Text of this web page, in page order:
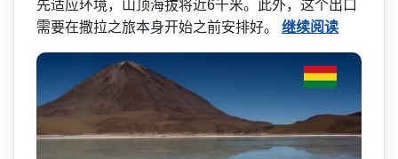
先适应环境，山顶海拔将近6千米。此外，­这个出口
需要在撒拉之旅本身开始之前安排好。 继续阅读